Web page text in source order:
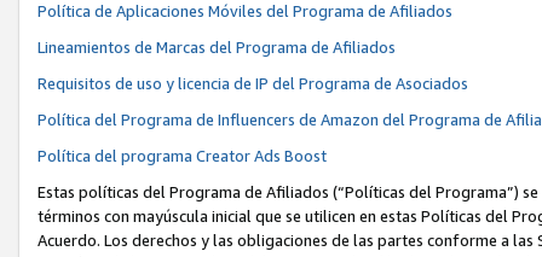
Política de Aplicaciones Móviles del Programa de Afiliados
Lineamientos de Marcas del Programa de Afiliados
Requisitos de uso y licencia de IP del Programa de Asociados
Política del Programa de Influencers de Amazon del Programa de
Política del programa Creator Ads Boost
Estas políticas del Programa de Afiliados (“Políticas del Programa”)
términos con mayúscula inicial que se utilicen en estas Políticas del
Acuerdo. Los derechos y las obligaciones de las partes conforme a